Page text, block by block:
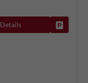
Details